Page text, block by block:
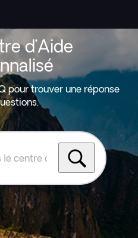
d’Aide
pour trouver une réponse